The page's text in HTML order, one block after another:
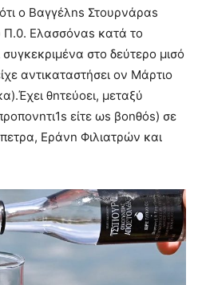
ο Βαγγέλns Στουρνάραs
Π.0. Ελασσόναs κατά το
στο δεύτερο μισό
αντικαταστήσει ον Μάρτιο
θnτεύοει, μεταξύ
είτε ωs βοnθόs) σε
Εράνn Φιλιατρών και